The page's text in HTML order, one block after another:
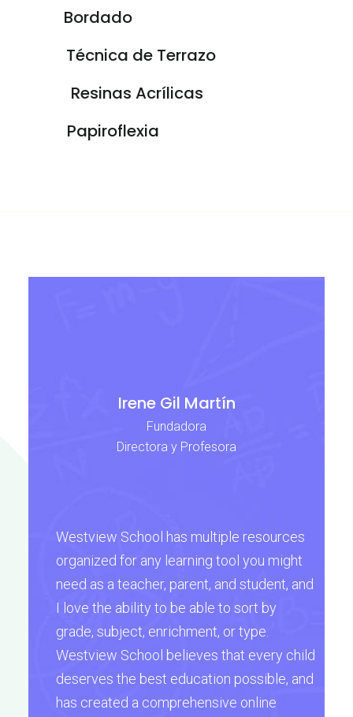
Bordado
Técnica de Terrazo
Resinas Acrílicas
Papiroflexia
Irene Gil Martín
Fundadora
Directora y Profesora
Westview School has multiple resources
organized for any learning tool you might
need as a teacher, parent, and student, and
I love the ability to be able to sort by
grade, subject, enrichment, or type.
Westview School believes that every child
deserves the best education possible, and
has created a comprehensive online